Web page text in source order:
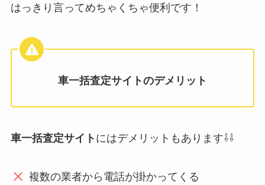
はっきり言ってめちゃくちゃ便利です！
車一括査定サイトのデメリット
車一括査定サイト にはデメリットもあります⇩⇩
複数の業者から電話が掛かってくる